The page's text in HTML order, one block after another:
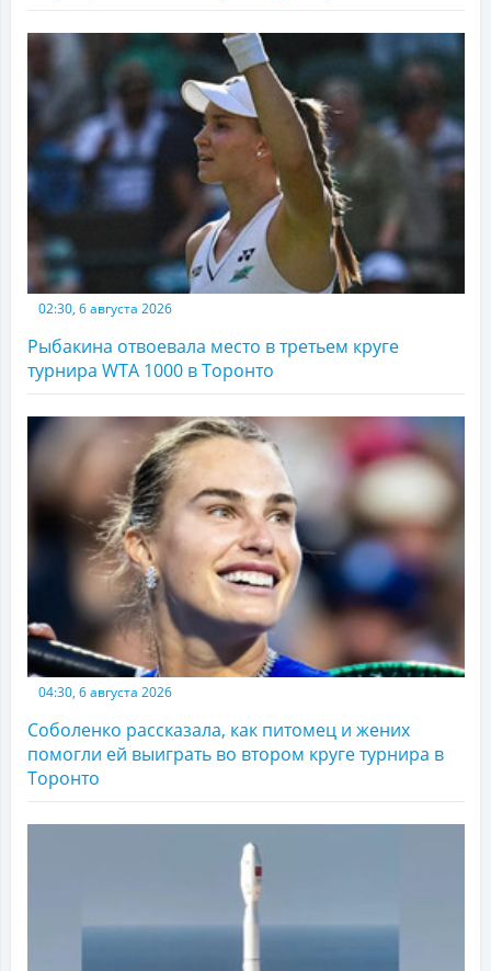
02:30, 6 августа 2026
Рыбакина отвоевала место в третьем круге
турнира WTA 1000 в Торонто
04:30, 6 августа 2026
Соболенко рассказала, как питомец и жених
помогли ей выиграть во втором круге турнира в
Торонто